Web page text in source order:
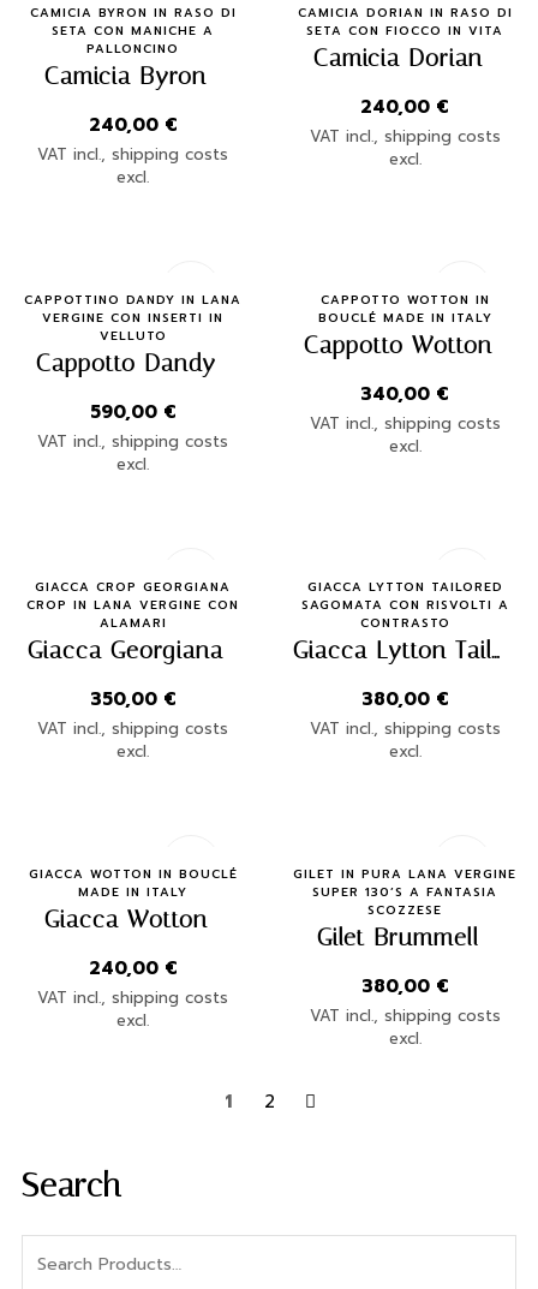
Quick Buy
CAMICIA BYRON IN RASO DI
SETA CON MANICHE A
PALLONCINO
Camicia Byron
240,00 €
VAT incl., shipping costs
excl.
Quick Buy
CAMICIA DORIAN IN RASO DI
SETA CON FIOCCO IN VITA
Camicia Dorian
240,00 €
VAT incl., shipping costs
excl.
Quick Buy
CAPPOTTINO DANDY IN LANA
VERGINE CON INSERTI IN
VELLUTO
Cappotto Dandy
590,00 €
VAT incl., shipping costs
excl.
Quick Buy
CAPPOTTO WOTTON IN
BOUCLÉ MADE IN ITALY
Cappotto Wotton
340,00 €
VAT incl., shipping costs
excl.
Quick Buy
GIACCA CROP GEORGIANA
CROP IN LANA VERGINE CON
ALAMARI
Giacca Georgiana
350,00 €
VAT incl., shipping costs
excl.
Quick Buy
GIACCA LYTTON TAILORED
SAGOMATA CON RISVOLTI A
CONTRASTO
Giacca Lytton Tailored
380,00 €
VAT incl., shipping costs
excl.
Quick Buy
GIACCA WOTTON IN BOUCLÉ
MADE IN ITALY
Giacca Wotton
240,00 €
VAT incl., shipping costs
excl.
Quick Buy
GILET IN PURA LANA VERGINE
SUPER 130’S A FANTASIA
SCOZZESE
Gilet Brummell
380,00 €
VAT incl., shipping costs
excl.
1 2
Search